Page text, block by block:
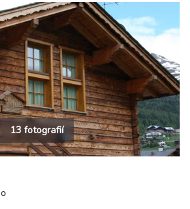
13 fotografií